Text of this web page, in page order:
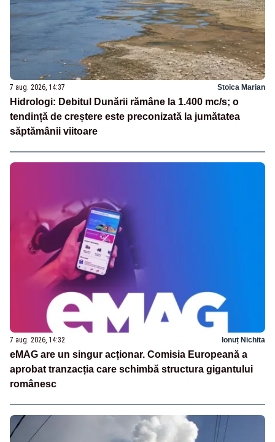
7 aug. 2026, 14:37 Stoica Marian
Hidrologi: Debitul Dunării rămâne la 1.400 mc/s; o
tendință de creștere este preconizată la jumătatea
săptămânii viitoare
7 aug. 2026, 14:32 Ionuț Nichita
eMAG are un singur acționar. Comisia Europeană a
aprobat tranzacția care schimbă structura gigantului
românesc